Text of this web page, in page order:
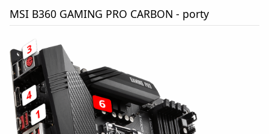
MSI B360 GAMING PRO CARBON - porty